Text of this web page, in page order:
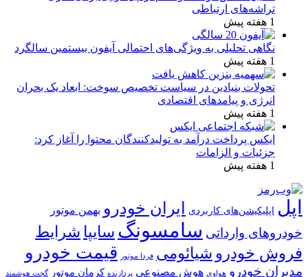
تراشه‌های ارتباطی
1 هفته پیش
نگاهی تحلیلی به ویژگی‌های احتمالی آیفون بیستمین سالگرد
1 هفته پیش
تحولات بنیادین در سیاست تخصیص سوخت: ابعاد یک بحران
انرژی و پیامدهای اقتصادی
1 هفته پیش
ایکس پرداخت درآمد به تولیدکنندگان محتوا را آغاز کرد:
جزئیات و الزامات
1 هفته پیش
اپل اپلیکیشن‌های کاربردی ایران خودرو بهمن موتور
خودروهای وارداتی سامسونگ سایپا شرایط
فروش خودرو شیائومی فردا موتور قیمت خودرو
مدیران خودرو هواوی هوش مصنوعی پردازنده کرمان موتور گجت هوشمند